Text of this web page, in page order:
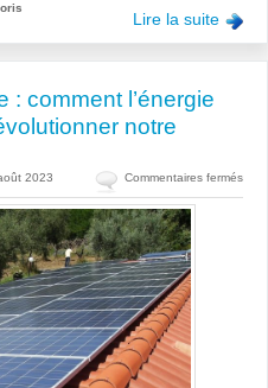
Lire la suite
: comment l’énergie
notre
2023 Commentaires ferméssur
De